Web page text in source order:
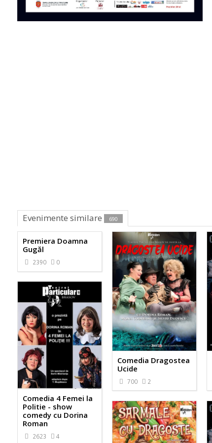
Evenimente similare 690
Premiera Doamna
Gugăl
2390 0
Comedia Dragostea
Ucide
700 2
Comedia 4 Femei la
Politie - show
comedy cu Dorina
Roman
2623 4